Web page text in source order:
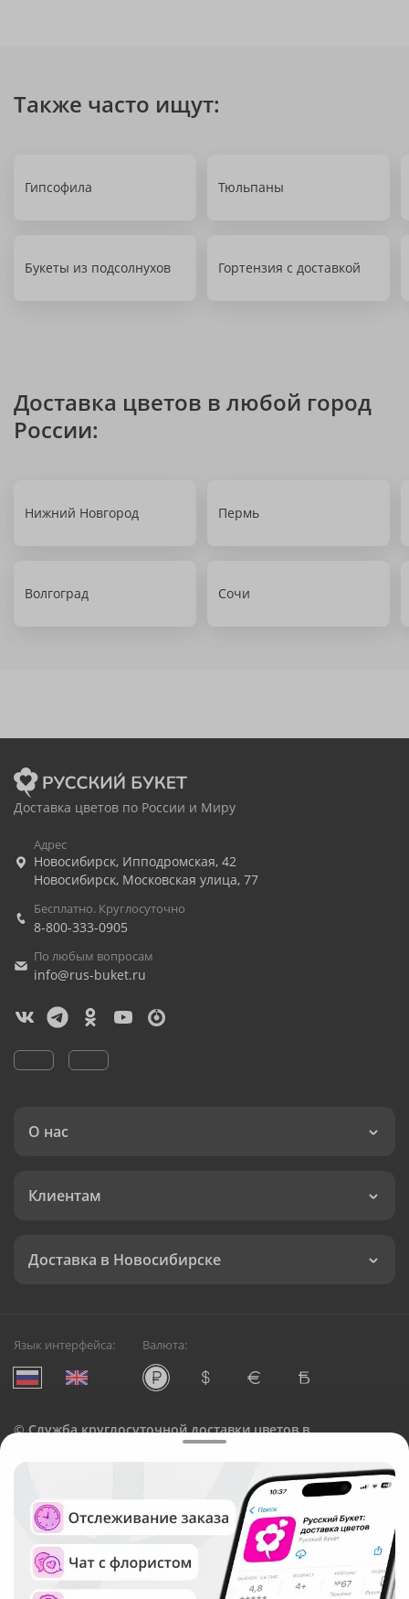
Также часто ищут:
Гипсофила Тюльпаны
Букеты из подсолнухов Гортензия с доставкой
Доставка цветов в любой город
России:
Нижний Новгород Пермь
Волгоград Сочи
Доставка цветов по России и Миру
Адрес
Новосибирск, Ипподромская, 42
Новосибирск, Московская улица, 77
Бесплатно. Круглосуточно
8-800-333-0905
По любым вопросам
info@rus-buket.ru
О нас
Клиентам
Доставка в Новосибирске
Язык интерфейса: Валюта:
©Служба круглосуточной доставки цветов в
Русский Букет, 2026
Общество с ограниченной ответственностью «Технология»
ОГРН: 1195476081745, ИНН: 5410081997
Юридический адрес: г. Новосибирск, ул. Ипподромская,
д.42, оф. 3